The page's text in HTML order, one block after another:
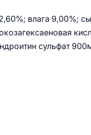
влага 9,00%;
сульфат